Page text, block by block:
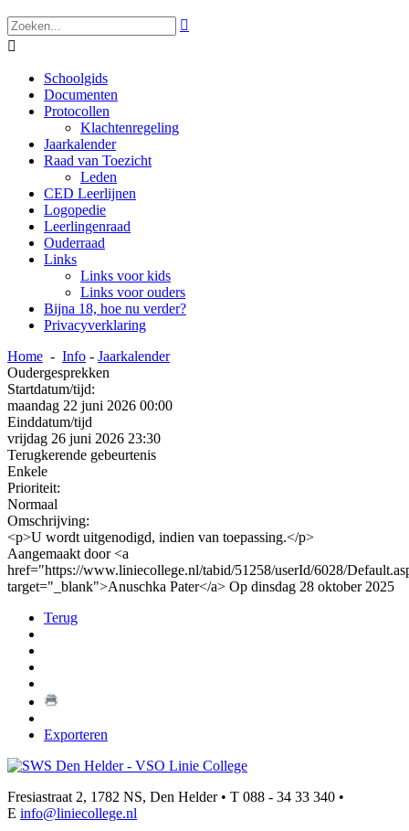


Schoolgids
Documenten
Protocollen
Klachtenregeling
Jaarkalender
Raad van Toezicht
Leden
CED Leerlijnen
Logopedie
Leerlingenraad
Ouderraad
Links
Links voor kids
Links voor ouders
Bijna 18, hoe nu verder?
Privacyverklaring
Home - Info - Jaarkalender
Oudergesprekken
Startdatum/tijd:
maandag 22 juni 2026 00:00
Einddatum/tijd
vrijdag 26 juni 2026 23:30
Terugkerende gebeurtenis
Enkele
Prioriteit:
Normaal
Omschrijving:
<p>U wordt uitgenodigd, indien van toepassing.</p>
Aangemaakt door <a
href="https://www.liniecollege.nl/tabid/51258/userId/6028/
target="_blank">Anuschka Pater</a> Op dinsdag 28 oktober 2025
Terug
Exporteren
Fresiastraat 2, 1782 NS, Den Helder • T 088 - 34 33 340 •
E info@liniecollege.nl